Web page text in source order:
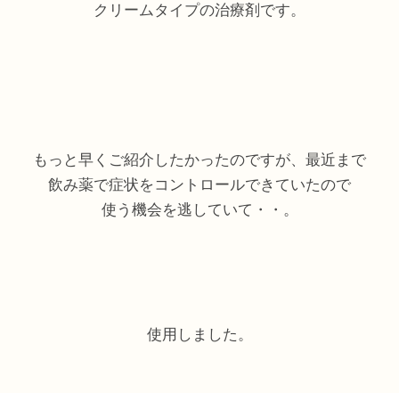
クリームタイプの治療剤です。
もっと早くご紹介したかったのですが、最近まで
飲み薬で症状をコントロールできていたので
使う機会を逃していて・・。
使用しました。